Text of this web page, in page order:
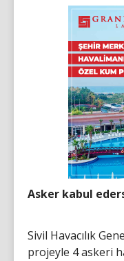
Asker kabul
Sivil Havacılık
projeyle 4 askeri